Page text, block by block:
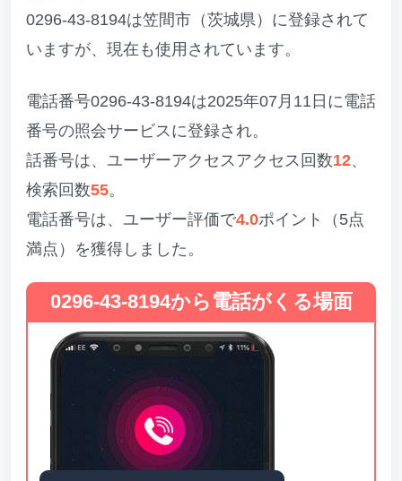
0296-43-8194は笠間市（茨城県）に登録されて
いますが、現在も使用されています。
電話番号0296-43-8194は2025年07月11日に電話
番号の照会サービスに登録され。
話番号は、ユーザーアクセスアクセス回数12、
検索回数55。
電話番号は、ユーザー評価で4.0ポイント（5点
満点）を獲得しました。
0296-43-8194から電話がくる場面